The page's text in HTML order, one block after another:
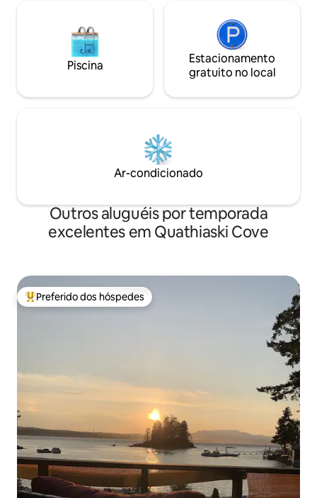
Piscina
Estacionamento
gratuito no local
Ar-condicionado
Outros aluguéis por temporada
excelentes em Quathiaski Cove
Entre os melhores preferidos dos hóspedes
Preferido dos hóspedes